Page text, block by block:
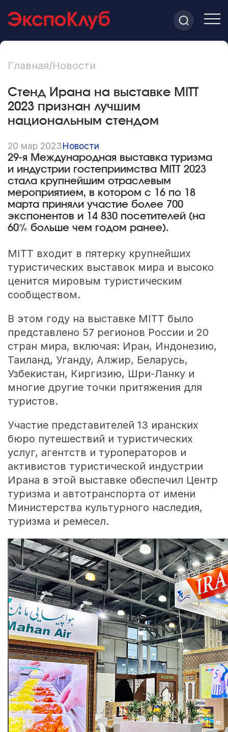
Главная/Новости
Стенд Ирана на выставке MITT
2023 признан лучшим
национальным стендом
20 мар 2023Новости
29-я Международная выставка туризма
и индустрии гостеприимства MITT 2023
стала крупнейшим отраслевым
мероприятием, в котором с 16 по 18
марта приняли участие более 700
экспонентов и 14 830 посетителей (на
60% больше чем годом ранее).
MITT входит в пятерку крупнейших
туристических выставок мира и высоко
ценится мировым туристическим
сообществом.
В этом году на выставке MITT было
представлено 57 регионов России и 20
стран мира, включая: Иран, Индонезию,
Таиланд, Уганду, Алжир, Беларусь,
Узбекистан, Киргизию, Шри-Ланку и
многие другие точки притяжения для
туристов.
Участие представителей 13 иранских
бюро путешествий и туристических
услуг, агентств и туроператоров и
активистов туристической индустрии
Ирана в этой выставке обеспечил Центр
туризма и автотранспорта от имени
Министерства культурного наследия,
туризма и ремесел.